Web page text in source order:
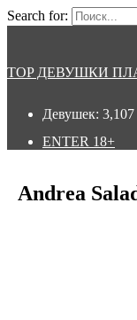
Search for:
TOP ДЕВУШКИ
Девушек: 3,107
ENTER 18+
Andrea